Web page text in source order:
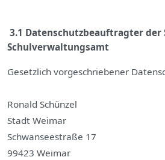
3.1 Datenschutzbeauftragter der
Schulverwaltungsamt
Gesetzlich vorgeschriebener
Ronald Schünzel
Stadt Weimar
Schwanseestraße 17
99423 Weimar